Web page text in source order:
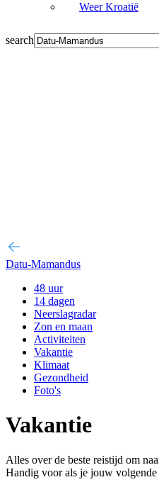
Weer Kroatië
search
Datu-Mamandus
48 uur
14 dagen
Neerslagradar
Zon en maan
Activiteiten
Vakantie
Klimaat
Gezondheid
Foto's
Vakantie
Alles over de beste reistijd om
Handig voor als je jouw